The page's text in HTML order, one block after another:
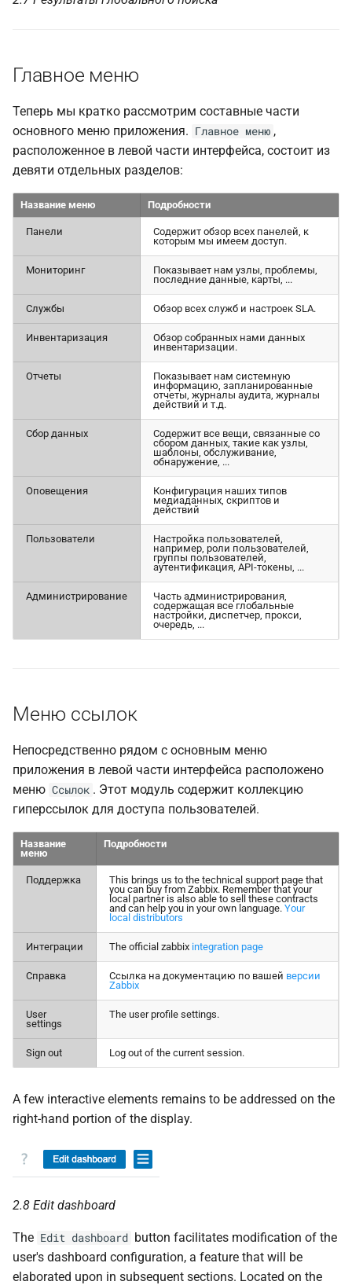
Главное меню
Теперь мы кратко рассмотрим составные части
основного меню приложения. Главное меню ,
расположенное в левой части интерфейса, состоит из
девяти отдельных разделов:
Название меню Подробности
Панели
Содержит обзор всех панелей, к
которым мы имеем доступ.
Мониторинг
Показывает нам узлы, проблемы,
последние данные, карты, ...
Службы Обзор всех служб и настроек SLA.
Инвентаризация
Обзор собранных нами данных
инвентаризации.
Отчеты
Показывает нам системную
информацию, запланированные
отчеты, журналы аудита, журналы
действий и т.д.
Сбор данных
Содержит все вещи, связанные со
сбором данных, такие как узлы,
шаблоны, обслуживание,
обнаружение, ...
Оповещения
Конфигурация наших типов
медиаданных, скриптов и
действий
Пользователи
Настройка пользователей,
например, роли пользователей,
группы пользователей,
аутентификация, API-токены, ...
Администрирование
Часть администрирования,
содержащая все глобальные
настройки, диспетчер, прокси,
очередь, ...
Меню ссылок
Непосредственно рядом с основным меню
приложения в левой части интерфейса расположено
меню Ссылок . Этот модуль содержит коллекцию
гиперссылок для доступа пользователей.
Название
меню
Подробности
Поддержка
This brings us to the technical support page that
you can buy from Zabbix. Remember that your
local partner is also able to sell these contracts
and can help you in your own language. Your
local distributors
Интеграции The official zabbix integration page
Справка Ссылка на документацию по вашей версии
Zabbix
User
settings
The user profile settings.
Sign out Log out of the current session.
A few interactive elements remains to be addressed on the
right-hand portion of the display.
2.8 Edit dashboard
The Edit dashboard button facilitates modification of the
user's dashboard configuration, a feature that will be
elaborated upon in subsequent sections. Located on the